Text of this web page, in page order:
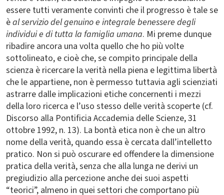
essere tutti veramente convinti che il progresso è tale se
èal servizio del genuino e integrale benessere degli
individui e di tutta la famiglia umana. Mi preme dunque
ribadire ancora una volta quello che ho più volte
sottolineato, e cioè che, se compito principale della
scienza è ricercare la verità nella piena e legittima libertà
che le appartiene, non è permesso tuttavia agli scienziati
astrarre dalle implicazioni etiche concernenti i mezzi
della loro ricerca e l’uso stesso delle verità scoperte (cf.
Discorso alla Pontificia Accademia delle Scienze, 31
ottobre 1992, n. 13). La bontà etica non è che un altro
nome della verità, quando essa è cercata dall’intelletto
pratico. Non si può oscurare ed offendere la dimensione
pratica della verità, senza che alla lunga ne derivi un
pregiudizio alla percezione anche dei suoi aspetti
“teorici”, almeno in quei settori che comportano più